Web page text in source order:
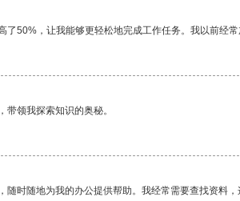
了50%，让我能够更轻松地完成工作任务。我以前经
领我探索知识的奥秘。
随时随地为我的办公提供帮助。我经常需要查找资料